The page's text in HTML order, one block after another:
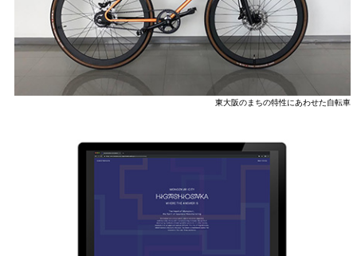
東大阪のまちの特性にあわせた自転車